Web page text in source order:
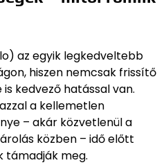
az egyik legkedveltebb
hiszen nemcsak frissítő
kedvező hatással van.
a kellemetlen
– akár közvetlenül a
közben – idő előtt
támadják meg.